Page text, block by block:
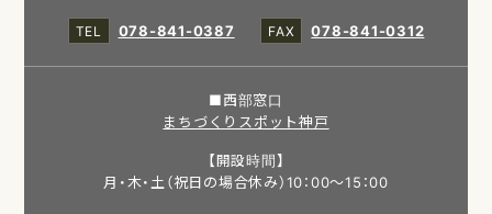
078-841-0387
078-841-0312
■西部窓口
まちづくりスポット神戸
【開設時間】
月・木・土（祝日の場合休み）10：00～15：00